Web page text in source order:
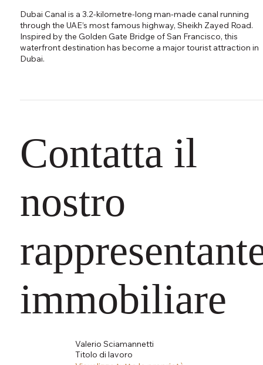
Dubai Canal is a 3.2-kilometre-long man-made canal running
through the UAE’s most famous highway, Sheikh Zayed Road.
Inspired by the Golden Gate Bridge of San Francisco, this
waterfront destination has become a major tourist attraction in
Dubai.
Contatta il
nostro
immobiliare
Valerio Sciamannetti
Titolo di lavoro